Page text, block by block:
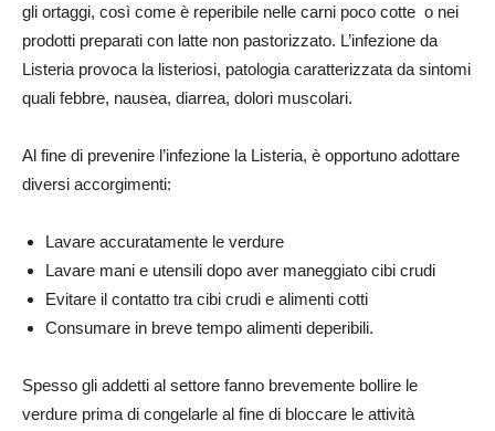
gli ortaggi, così come è reperibile nelle carni poco cotte o nei
prodotti preparati con latte non pastorizzato. L’infezione da
Listeria provoca la listeriosi, patologia caratterizzata da sintomi
quali febbre, nausea, diarrea, dolori muscolari.
Al fine di prevenire l’infezione la Listeria, è opportuno adottare
diversi accorgimenti:
Lavare accuratamente le verdure
Lavare mani e utensili dopo aver maneggiato cibi crudi
Evitare il contatto tra cibi crudi e alimenti cotti
Consumare in breve tempo alimenti deperibili.
Spesso gli addetti al settore fanno brevemente bollire le
verdure prima di congelarle al fine di bloccare le attività